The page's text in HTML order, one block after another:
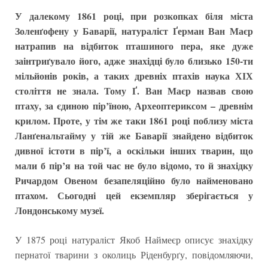
У далекому 1861 році, при розкопках біля міста
Золенґофену у Баварії, натураліст Ґерман Ван Маєр
натрапив на відбиток пташиного пера, яке дуже
заінтриґувало його, адже знахідці було близько 150-ти
мільйонів років, а таких древніх птахів наука ХІХ
століття не знала. Тому Ґ. Ван Маєр назвав свою
птаху, за єдиною пір’їною, Археоптериксом – древнім
крилом. Проте, у тім же таки 1861 році поблизу міста
Ланґенальтайму у тій же Баварії знайдено відбиток
дивної істоти в пір’ї, а оскільки інших тварин, що
мали б пір’я на той час не було відомо, то й знахідку
Ричардом Овеном безапеляційно було найменовано
птахом. Сьогодні цей екземпляр зберігається у
Лондонському музеї.
У 1875 році натураліст Якоб Наймеєр описує знахідку
пернатої тварини з околиць Ріденбурґу, повідомляючи,